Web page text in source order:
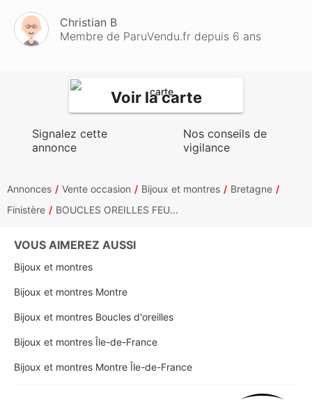
Christian B
Membre de ParuVendu.fr depuis 6 ans
Voir la carte
Signalez cette
annonce
Nos conseils de
vigilance
Annonces Vente occasion Bijoux et montres
Bretagne
Finistère
BOUCLES OREILLES FEU...
VOUS AIMEREZ AUSSI
Bijoux et montres
Bijoux et montres Montre
Bijoux et montres Boucles d'oreilles
Bijoux et montres Île-de-France
Bijoux et montres Montre Île-de-France